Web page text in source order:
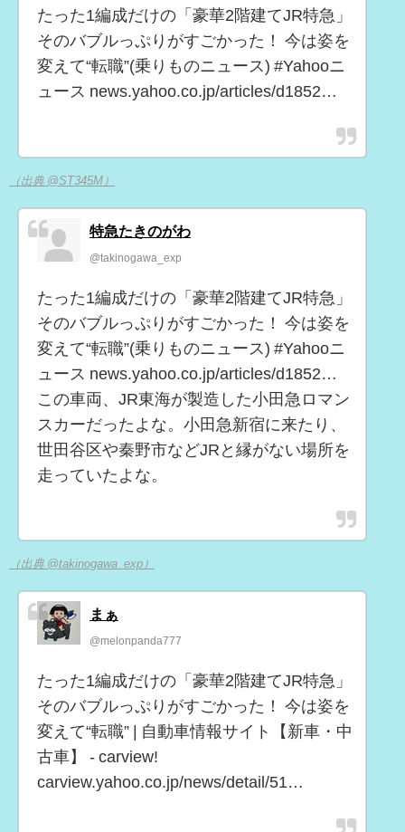
たった1編成だけの「豪華2階建てJR特急」
そのバブルっぷりがすごかった！ 今は姿を
変えて“転職”(乗りものニュース) #Yahooニ
ュース news.yahoo.co.jp/articles/d1852…
（出典 @ST345M）
特急たきのがわ
@takinogawa_exp
たった1編成だけの「豪華2階建てJR特急」
そのバブルっぷりがすごかった！ 今は姿を
変えて“転職”(乗りものニュース) #Yahooニ
ュース news.yahoo.co.jp/articles/d1852…
この車両、JR東海が製造した小田急ロマン
スカーだったよな。小田急新宿に来たり、
世田谷区や秦野市などJRと縁がない場所を
走っていたよな。
（出典 @takinogawa_exp）
まぁ
@melonpanda777
たった1編成だけの「豪華2階建てJR特急」
そのバブルっぷりがすごかった！ 今は姿を
変えて“転職” | 自動車情報サイト【新車・中
古車】 - carview!
carview.yahoo.co.jp/news/detail/51…